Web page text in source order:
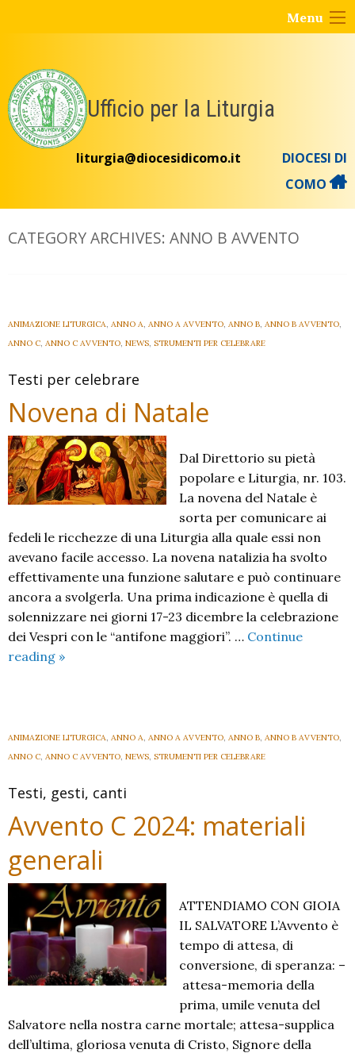
Menu
Ufficio per la Liturgia
liturgia@diocesidicomo.it
DIOCESI DI
COMO
CATEGORY ARCHIVES: ANNO B AVVENTO
ANIMAZIONE LITURGICA, ANNO A, ANNO A AVVENTO, ANNO B, ANNO B AVVENTO,
ANNO C, ANNO C AVVENTO, NEWS, STRUMENTI PER CELEBRARE
Testi per celebrare
Novena di Natale
Dal Direttorio su pietà
popolare e Liturgia, nr. 103.
La novena del Natale è
sorta per comunicare ai
fedeli le ricchezze di una Liturgia alla quale essi non
avevano facile accesso. La novena natalizia ha svolto
effettivamente una funzione salutare e può continuare
ancora a svolgerla. Una prima indicazione è quella di
solennizzare nei giorni 17-23 dicembre la celebrazione
dei Vespri con le “antifone maggiori”. … Continue
reading Novena
»
ANIMAZIONE LITURGICA, ANNO A, ANNO A AVVENTO, ANNO B, ANNO B AVVENTO,
ANNO C, ANNO C AVVENTO, NEWS, STRUMENTI PER CELEBRARE
Testi, gesti, canti
Avvento C 2024: materiali
generali
ATTENDIAMO CON GIOIA
IL SALVATORE L’Avvento è
tempo di attesa, di
conversione, di speranza: –
attesa-memoria della
prima, umile venuta del
Salvatore nella nostra carne mortale; attesa-supplica
dell’ultima, gloriosa venuta di Cristo, Signore della